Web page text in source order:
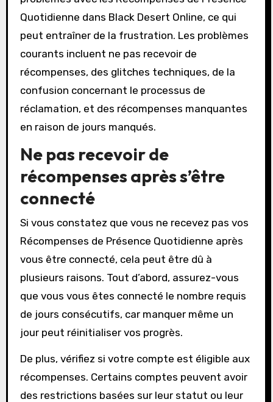
Quotidienne dans Black Desert Online, ce qui
peut entraîner de la frustration. Les problèmes
courants incluent ne pas recevoir de
récompenses, des glitches techniques, de la
confusion concernant le processus de
réclamation, et des récompenses manquantes
en raison de jours manqués.
Ne pas recevoir de
récompenses après s’être
connecté
Si vous constatez que vous ne recevez pas vos
Récompenses de Présence Quotidienne après
vous être connecté, cela peut être dû à
plusieurs raisons. Tout d’abord, assurez-vous
que vous vous êtes connecté le nombre requis
de jours consécutifs, car manquer même un
jour peut réinitialiser vos progrès.
De plus, vérifiez si votre compte est éligible aux
récompenses. Certains comptes peuvent avoir
des restrictions basées sur leur statut ou leur